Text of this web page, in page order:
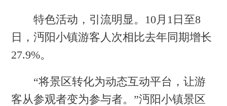
特色活动，引流明显。10月1日至8
日，沔阳小镇游客人次相比去年同期增长
27.9%。
“将景区转化为动态互动平台，让游
客从参观者变为参与者。”沔阳小镇景区